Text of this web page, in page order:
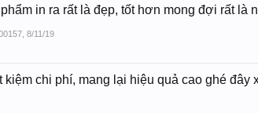
=)
các bạn ghé thăm shop và xem giá trên sendo tại đây nhé:
in ra rất là đẹp, tốt hơn mong đợi rất là
8/11/19
kiệm chi phí, mang lại hiệu quả cao ghé đây